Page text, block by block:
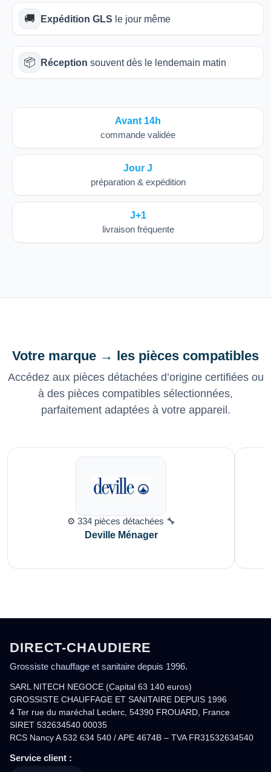
🚚 Expédition GLS le jour même
📦 Réception souvent dès le lendemain matin
Avant 14h
commande validée
Jour J
préparation & expédition
J+1
livraison fréquente
Votre marque → les pièces compatibles
Accédez aux pièces détachées d’origine certifiées ou
à des pièces compatibles sélectionnées,
parfaitement adaptées à votre appareil.
⚙️ 334 pièces détachées 🔧
Deville Ménager
DIRECT-CHAUDIERE
Grossiste chauffage et sanitaire depuis 1996.
SARL NITECH NEGOCE (Capital 63 140 euros)
GROSSISTE CHAUFFAGE ET SANITAIRE DEPUIS 1996
4 Ter rue du maréchal Leclerc, 54390 FROUARD, France
SIRET 532634540 00035
RCS Nancy A 532 634 540 / APE 4674B – TVA FR31532634540
Service client :